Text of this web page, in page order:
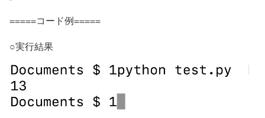
=====コード例=====
○実行結果